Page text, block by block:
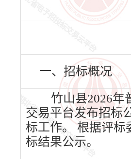
一、招标概况
竹山县2026年
交易平台发布招标
标工作。 根据评标
标结果公示。